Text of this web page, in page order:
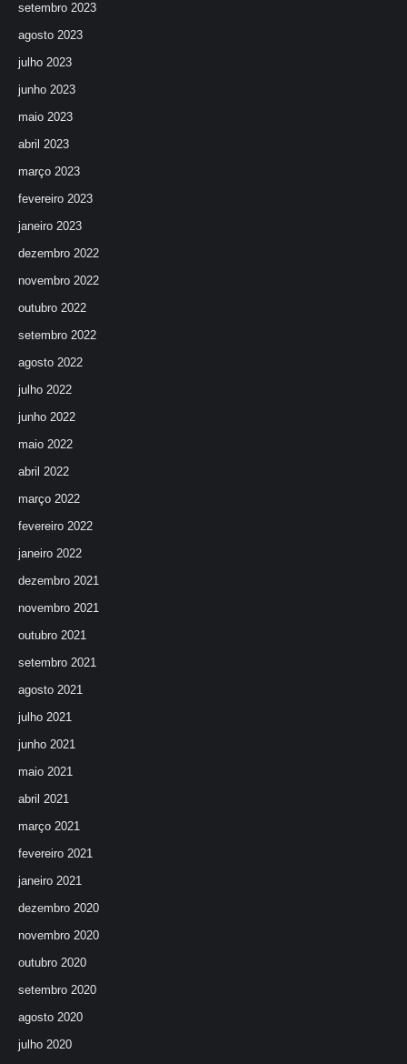
setembro 2023
agosto 2023
julho 2023
junho 2023
maio 2023
abril 2023
março 2023
fevereiro 2023
janeiro 2023
dezembro 2022
novembro 2022
outubro 2022
setembro 2022
agosto 2022
julho 2022
junho 2022
maio 2022
abril 2022
março 2022
fevereiro 2022
janeiro 2022
dezembro 2021
novembro 2021
outubro 2021
setembro 2021
agosto 2021
julho 2021
junho 2021
maio 2021
abril 2021
março 2021
fevereiro 2021
janeiro 2021
dezembro 2020
novembro 2020
outubro 2020
setembro 2020
agosto 2020
julho 2020